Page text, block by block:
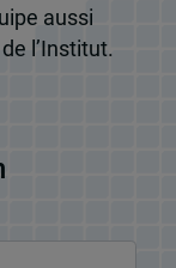
aussi
l’Institut.